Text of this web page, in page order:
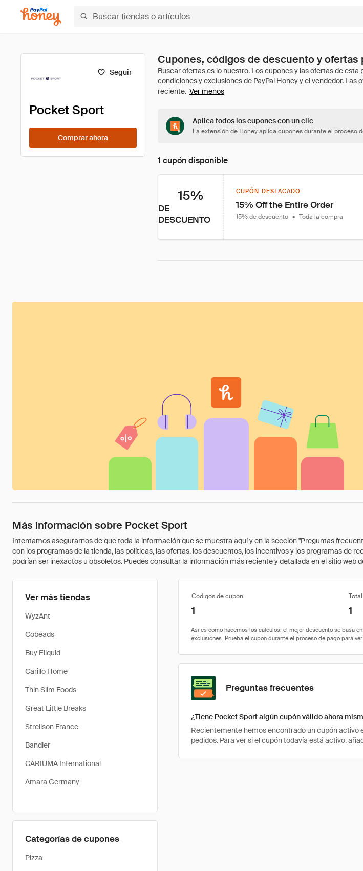
Seguir
Pocket Sport
Comprar ahora
Cupones, códigos de descuento y ofertas
Ver menos
Aplica todos los cupones con un clic
La extensión de Honey aplica cupones durante el proceso
1 cupón disponible
15%
DE
DESCUENTO
CUPÓN DESTACADO
15% Off the Entire Order
15% de descuento • Toda la compra
Más información sobre Pocket Sport
Intentamos asegurarnos de que toda la información que se muestra aquí y en la sección "Preguntas
con los programas de la tienda, las políticas, las ofertas, los descuentos, los incentivos y los programas de
podrían ser inexactos u obsoletos. Puedes consultar la información más reciente y detallada en el sitio web
Ver más tiendas
WyzAnt
Cobeads
Buy Eliquid
Carillo Home
Thin Slim Foods
Great Little Breaks
Strellson France
Bandier
CARIUMA International
Amara Germany
Categorías de cupones
Pizza
Códigos de cupón
1 1
Preguntas frecuentes
¿Tiene Pocket Sport algún cupón válido ahora
Recientemente hemos encontrado un cupón activo
pedidos. Para ver si el cupón todavía está activo,